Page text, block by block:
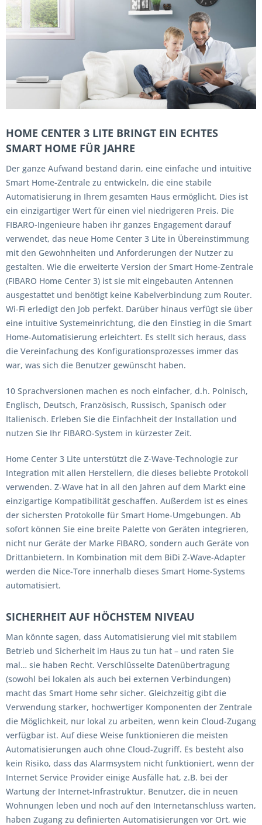
HOME CENTER 3 LITE BRINGT EIN ECHTES
SMART HOME FÜR JAHRE
Der ganze Aufwand bestand darin, eine einfache und intuitive
Smart Home-Zentrale zu entwickeln, die eine stabile
Automatisierung in Ihrem gesamten Haus ermöglicht. Dies ist
ein einzigartiger Wert für einen viel niedrigeren Preis. Die
FIBARO-Ingenieure haben ihr ganzes Engagement darauf
verwendet, das neue Home Center 3 Lite in Übereinstimmung
mit den Gewohnheiten und Anforderungen der Nutzer zu
gestalten. Wie die erweiterte Version der Smart Home-Zentrale
(FIBARO Home Center 3) ist sie mit eingebauten Antennen
ausgestattet und benötigt keine Kabelverbindung zum Router.
Wi-Fi erledigt den Job perfekt. Darüber hinaus verfügt sie über
eine intuitive Systemeinrichtung, die den Einstieg in die Smart
Home-Automatisierung erleichtert. Es stellt sich heraus, dass
die Vereinfachung des Konfigurationsprozesses immer das
war, was sich die Benutzer gewünscht haben.
10 Sprachversionen machen es noch einfacher, d.h. Polnisch,
Englisch, Deutsch, Französisch, Russisch, Spanisch oder
Italienisch. Erleben Sie die Einfachheit der Installation und
nutzen Sie Ihr FIBARO-System in kürzester Zeit.
Home Center 3 Lite unterstützt die Z-Wave-Technologie zur
Integration mit allen Herstellern, die dieses beliebte Protokoll
verwenden. Z-Wave hat in all den Jahren auf dem Markt eine
einzigartige Kompatibilität geschaffen. Außerdem ist es eines
der sichersten Protokolle für Smart Home-Umgebungen. Ab
sofort können Sie eine breite Palette von Geräten integrieren,
nicht nur Geräte der Marke FIBARO, sondern auch Geräte von
Drittanbietern. In Kombination mit dem BiDi Z-Wave-Adapter
werden die Nice-Tore innerhalb dieses Smart Home-Systems
automatisiert.
SICHERHEIT AUF HÖCHSTEM NIVEAU
Man könnte sagen, dass Automatisierung viel mit stabilem
Betrieb und Sicherheit im Haus zu tun hat – und raten Sie
mal… sie haben Recht. Verschlüsselte Datenübertragung
(sowohl bei lokalen als auch bei externen Verbindungen)
macht das Smart Home sehr sicher. Gleichzeitig gibt die
Verwendung starker, hochwertiger Komponenten der Zentrale
die Möglichkeit, nur lokal zu arbeiten, wenn kein Cloud-Zugang
verfügbar ist. Auf diese Weise funktionieren die meisten
Automatisierungen auch ohne Cloud-Zugriff. Es besteht also
kein Risiko, dass das Alarmsystem nicht funktioniert, wenn der
Internet Service Provider einige Ausfälle hat, z.B. bei der
Wartung der Internet-Infrastruktur. Benutzer, die in neuen
Wohnungen leben und noch auf den Internetanschluss warten,
haben Zugang zu definierten Automatisierungen vor Ort, wie